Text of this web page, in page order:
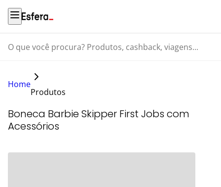
O que você procura? Produtos, cashback, viagens...
Home
Produtos
Boneca Barbie Skipper First Jobs com
Acessórios